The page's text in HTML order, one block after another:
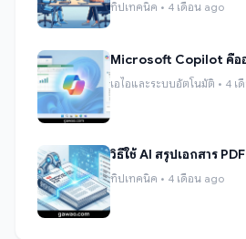
ทิปเทคนิค • 4 เดือน ago
Microsoft Copilot คืออ
เอไอและระบบอัตโนมัติ • 4 เ
วิธีใช้ AI สรุปเอกสาร
ทิปเทคนิค • 4 เดือน ago